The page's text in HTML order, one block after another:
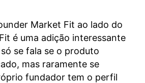
Market Fit ao lado do
é uma adição interessante
se fala se o produto
mas raramente se
fundador tem o perfil